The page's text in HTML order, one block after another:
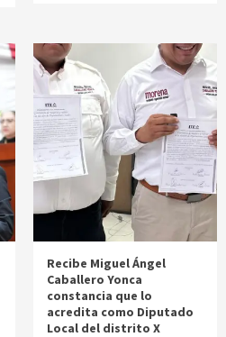
Recibe Miguel Ángel
Caballero Yonca
constancia que lo
acredita como Diputado
Local del distrito X